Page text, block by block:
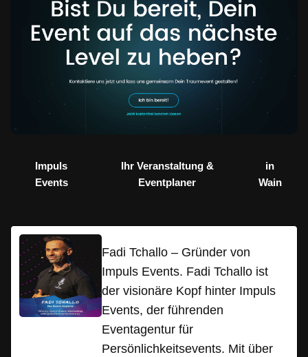
Impuls
Events
Ihr Veranstaltung &
Eventplaner
in
Wain
Fadi Tchallo – Gründer von
Impuls Events. Fadi Tchallo ist
der visionäre Kopf hinter Impuls
Events, der führenden
Eventagentur für
Persönlichkeitsevents. Mit über